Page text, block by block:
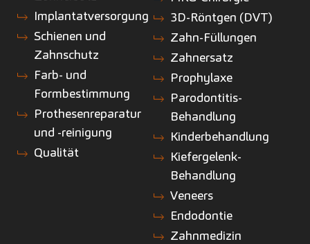
Implantatversorgung
Schienen und
Zahnschutz
Farb- und
Formbestimmung
Prothesenreparatur
und -reinigung
Qualität
3D-Röntgen (DVT)
Zahn-Füllungen
Zahnersatz
Prophylaxe
Parodontitis-
Behandlung
Kinderbehandlung
Kiefergelenk-
Behandlung
Veneers
Endodontie
Zahnmedizin